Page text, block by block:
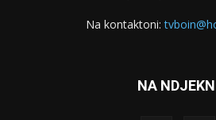
Na kontaktoni:
NA